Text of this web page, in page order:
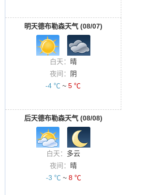
明天德布勒森天气 (08/07)
白天：
晴
夜间：
阴
-4 ℃ ~ 5 ℃
后天德布勒森天气 (08/08)
白天： 多云
夜间：
晴
-3 ℃ ~ 8 ℃